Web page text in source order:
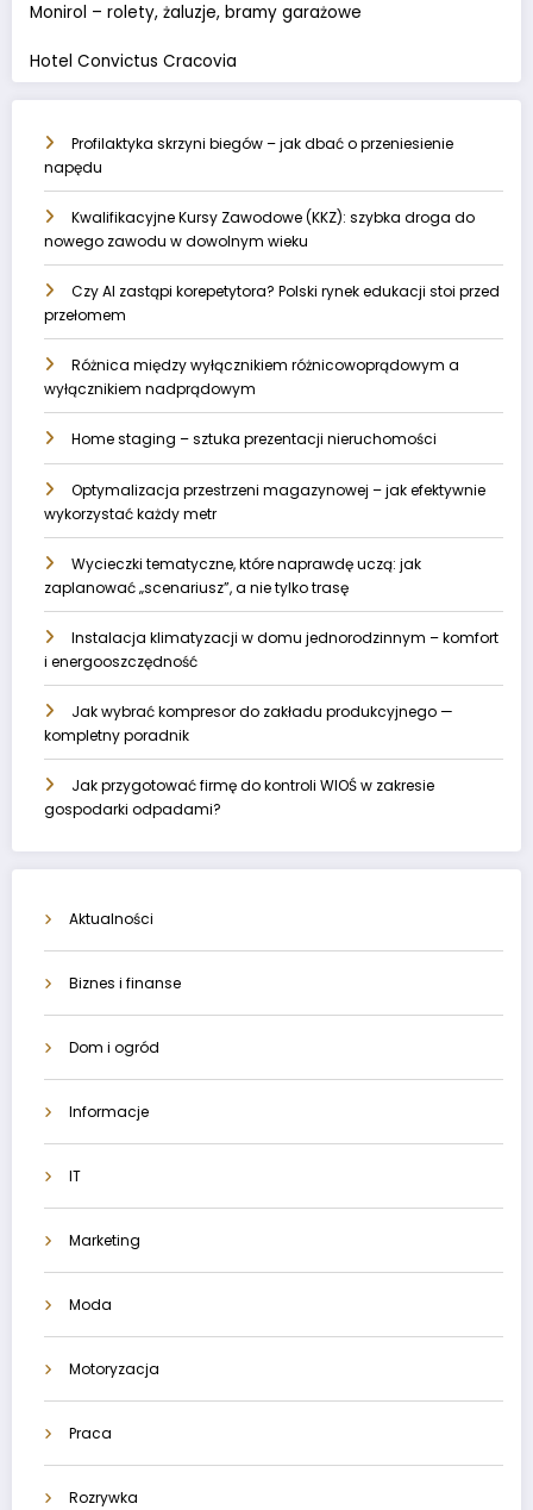
Monirol – rolety, żaluzje, bramy garażowe
Hotel Convictus Cracovia
Profilaktyka skrzyni biegów – jak dbać o przeniesienie
napędu
Kwalifikacyjne Kursy Zawodowe (KKZ): szybka droga do
nowego zawodu w dowolnym wieku
Czy AI zastąpi korepetytora? Polski rynek edukacji stoi przed
przełomem
Różnica między wyłącznikiem różnicowoprądowym a
wyłącznikiem nadprądowym
Home staging – sztuka prezentacji nieruchomości
Optymalizacja przestrzeni magazynowej – jak efektywnie
wykorzystać każdy metr
Wycieczki tematyczne, które naprawdę uczą: jak
zaplanować „scenariusz”, a nie tylko trasę
Instalacja klimatyzacji w domu jednorodzinnym – komfort
i energooszczędność
Jak wybrać kompresor do zakładu produkcyjnego —
kompletny poradnik
Jak przygotować firmę do kontroli WIOŚ w zakresie
gospodarki odpadami?
Aktualności
Biznes i finanse
Dom i ogród
Informacje
IT
Marketing
Moda
Motoryzacja
Praca
Rozrywka